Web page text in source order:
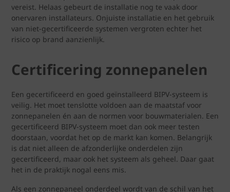
vereist. Helaas gebeurt de installatie nog te vaak door
onervaren installateurs. Onjuiste installatie en het gebruik
van niet-gecertificeerde systemen vergroten echter het
risico op brand aanzienlijk.
Certificering zonnepanelen
Een gecertificeerd en goed geïnstalleerd BIPV-systeem is
veilig. Het moet tenslotte voldoen aan de maatstaf voor
zonnepanelen én aan de normen voor bouwmaterialen. Een
gecertificeerd BIPV-systeem moet dan ook meer testen
doorstaan, voordat het op de markt kan komen. Belangrijk
is dat niet alleen de afzonderlijke onderdelen zijn
gecertificeerd, maar ook het systeem als geheel. Daar gaat
het in de praktijk nogal eens mis.
Als een zonnepaneel onderdeel wordt van de schil van het